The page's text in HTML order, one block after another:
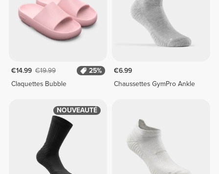
€14.99 €19.99
25%
Claquettes Bubble
€6.99
Chaussettes GymPro Ankle
NOUVEAUTÉ